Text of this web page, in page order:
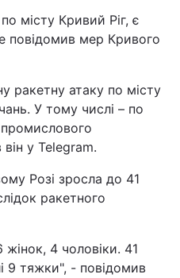
по місту Кривий Ріг, є
повідомив мер Кривого
ракетну атаку по місту
У тому числі – по
промислового
у Telegram.
Розі зросла до 41
ракетного
4 чоловіки. 41
9 тяжки", - повідомив